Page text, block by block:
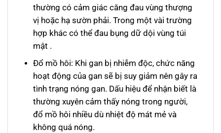
thường có cảm giác căng đau vùng thượng
vị hoặc hạ sườn phải. Trong một vài trường
hợp khác có thể đau bụng dữ dội vùng túi
mật .
Đổ mồ hôi: Khi gan bị nhiễm độc, chức năng
hoạt động của gan sẽ bị suy giảm nên gây ra
tình trạng nóng gan. Dấu hiệu để nhận biết là
thường xuyên cảm thấy nóng trong người,
đổ mồ hôi nhiều dù nhiệt độ mát mẻ và
không quá nóng.